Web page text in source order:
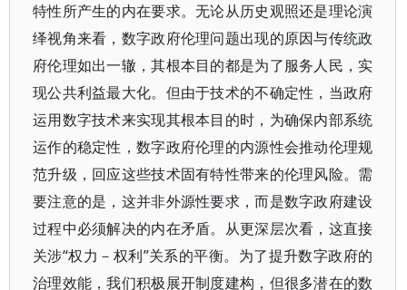
特性所产生的内在要求。无论从历史观照还是理论演
绎视角来看，数字政府伦理问题出现的原因与传统政
府伦理如出一辙，其根本目的都是为了服务人民，实
现公共利益最大化。但由于技术的不确定性，当政府
运用数字技术来实现其根本目的时，为确保内部系统
运作的稳定性，数字政府伦理的内源性会推动伦理规
范升级，回应这些技术固有特性带来的伦理风险。需
要注意的是，这并非外源性要求，而是数字政府建设
过程中必须解决的内在矛盾。从更深层次看，这直接
关涉“权力－权利”关系的平衡。为了提升数字政府的
治理效能，我们积极展开制度建构，但很多潜在的数